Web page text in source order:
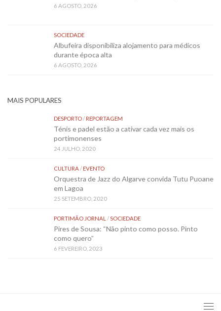
6 AGOSTO, 2026
SOCIEDADE
Albufeira disponibiliza alojamento para médicos
durante época alta
6 AGOSTO, 2026
MAIS POPULARES
DESPORTO/REPORTAGEM
Ténis e padel estão a cativar cada vez mais os
portimonenses
24 JULHO, 2020
CULTURA/EVENTO
Orquestra de Jazz do Algarve convida Tutu Puoane
em Lagoa
25 SETEMBRO, 2020
PORTIMÃO JORNAL /SOCIEDADE
Pires de Sousa: “Não pinto como posso. Pinto
como quero”
6 FEVEREIRO, 2023